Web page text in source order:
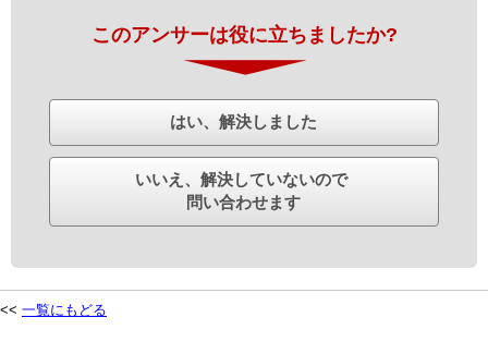
このアンサーは役に立ちましたか?
はい、解決しました
いいえ、解決していないので
問い合わせます
<< 一覧にもどる